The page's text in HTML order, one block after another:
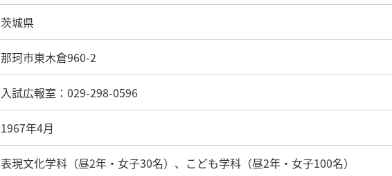
茨城県
那珂市東木倉960-2
入試広報室：029-298-0596
1967年4月
表現文化学科（昼2年・女子30名）、こども学科（昼2年・女子100名）